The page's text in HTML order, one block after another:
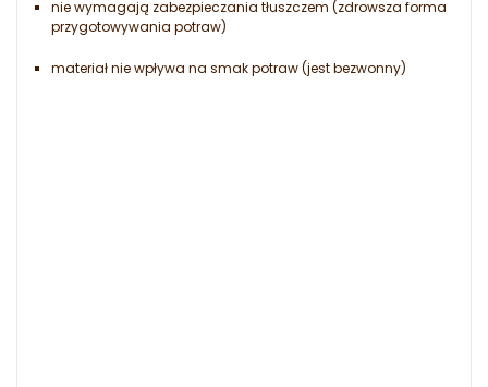
nie wymagają zabezpieczania tłuszczem (zdrowsza forma
przygotowywania potraw)
materiał nie wpływa na smak potraw (jest bezwonny)